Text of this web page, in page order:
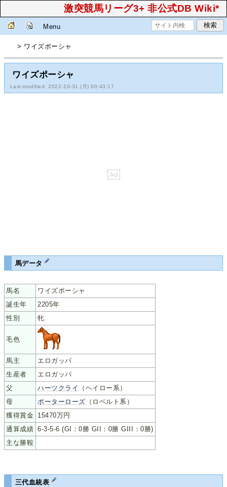
激突競馬リーグ3+ 非公式DB Wiki*
Menu
> ワイズポーシャ
ワイズポーシャ
Last-modified: 2022-10-31 (月) 00:43:17
馬データ
馬名
ワイズポーシャ
誕生年
2205年
性別
牝
毛色
馬主
エロガッパ
生産者
エロガッパ
父
ハーツクライ
（ヘイロー系）
母
ポーターローズ （ロベルト系）
獲得賞金 15470万円
通算成績 6-3-5-6 (GI：0勝 GII：0勝 GIII：0勝)
主な勝鞍
三代血統表